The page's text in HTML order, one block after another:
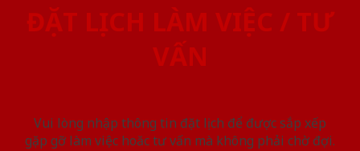
ĐẶT LỊCH LÀM VIỆC / TƯ
VẤN
Vui lòng nhập thông tin đặt lịch để được sắp xếp
gặp gỡ làm việc hoăc tư vấn mà không phải chờ đợi.